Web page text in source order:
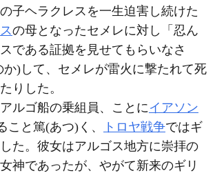
子ヘラクレスを一生迫害し続けた
の母となったセメレに対し「忍ん
である証拠を見せてもらいなさ
か)して、セメレが雷火に撃たれて死
りした。
ルゴ船の乗組員、ことにイアソン
こと篤(あつ)く、
トロヤ戦争ではギ
た。彼女はアルゴス地方に崇拝の
神であったが、やがて新来のギリ